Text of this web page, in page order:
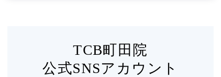
TCB町田院
公式SNSアカウント